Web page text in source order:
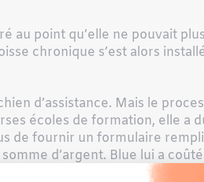
au point qu’elle ne pouvait
chronique s’est alors
d’assistance. Mais le
écoles de formation, elle a
de fournir un formulaire
d’argent. Blue lui a
chiens d’assistance peut